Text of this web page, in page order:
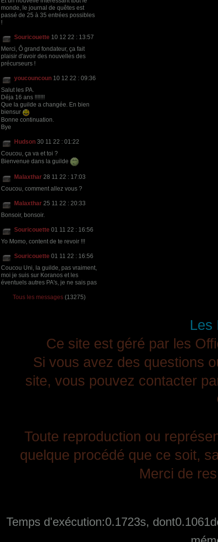
monde, le journal de quêtes est
passé de 25 à 35 entrées possibles
!
Souricouette 10 12 22 : 13:57
Merci, Ô grand fondateur, ça fait
plaisir d'avoir des nouvelles des
précurseurs !
youcouncoun 10 12 22 : 09:36
Salut les PA.
Déja 16 ans !!!!!!!
Que la guilde a changée. En bien
biensur
Bonne continuation.
Bye
Hudson 30 11 22 : 01:22
Coucou, ça va et toi ?
Bienvenue dans la guilde
Malaxthar 28 11 22 : 17:03
Coucou, comment allez vous ?
Malaxthar 25 11 22 : 20:33
Bonsoir, bonsoir.
Souricouette 01 11 22 : 16:56
Yo Momo, content de te revoir !!!
Souricouette 01 11 22 : 16:56
Coucou Uni, la guilde, pas vraiment,
moi je suis sur Koranos et les
éventuels autres PA's, je ne sais pas
Tous les messages (13275)
Les
Ce site est géré par les
Si vous avez des questions
site, vous pouvez contacter
Toute reproduction ou
quelque procédé que ce soit,
Merci de
Temps d'exécution:0.1723s,